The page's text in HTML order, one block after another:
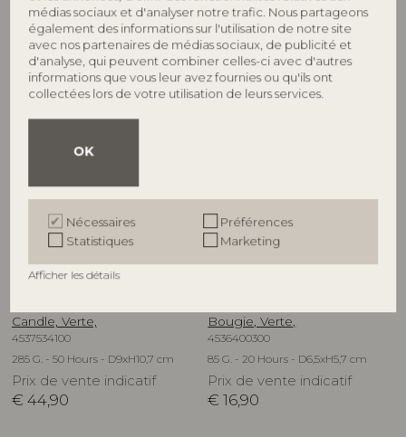
médias sociaux et d'analyser notre trafic. Nous partageons
également des informations sur l'utilisation de notre site
avec nos partenaires de médias sociaux, de publicité et
d'analyse, qui peuvent combiner celles-ci avec d'autres
informations que vous leur avez fournies ou qu'ils ont
collectées lors de votre utilisation de leurs services.
OK
Nécessaires
Préférences
Statistiques
Marketing
Afficher les détails
Prix de vente indicatif
34,90
Prix de vente indicatif
€ 64,90
Candle, Verte,
4537534100
285 G. - 50 Hours - D9xH10,7 cm
Prix de vente indicatif
€ 44,90
Bougie, Verte,
4536400300
85 G. - 20 Hours - D6,5xH5,7 cm
Prix de vente indicatif
€ 16,90